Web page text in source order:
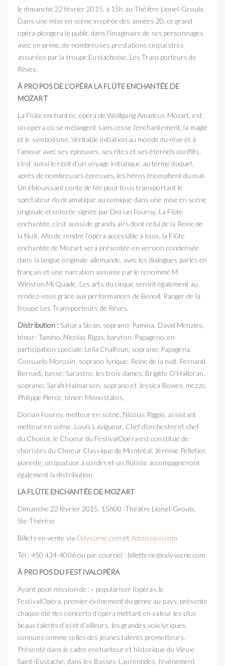
le dimanche 22 février 2015, à 15h au Théâtre Lionel-Groulx.
Dans une mise en scène inspirée des années 20, ce grand
opéra plongera le public dans l’imaginaire de ses personnages
avec en prime, de nombreuses prestations cirquestres
assurées par la troupe Eustachoise, Les Transporteurs de
Rêves.
À PROPOS DE L’OPÉRA LA FLÛTE ENCHANTÉE DE
MOZART
La Flûte enchantée, opéra de Wolfgang Amadeus Mozart, est
un opéra où se mélangent sans cesse l’enchantement, la magie
et le symbolisme. Véritable initiation au monde du rêve et à
l’amour avec ses épreuves, ses rites et ses éternels conflits,
c’est aussi le récit d’un voyage initiatique au terme duquel,
après de nombreuses épreuves, les héros triomphent du mal.
Un éblouissant conte de fée pour tous transportant le
spectateur du dramatique au comique dans une mise en scène
originale et colorée signée par Dorian Fourny. La Flûte
enchantée, c’est aussi de grands airs dont celui de la Reine de
la Nuit. Afin de rendre l’opéra accessible à tous, la Flûte
enchantée de Mozart sera présentée en version condensée
dans la langue originale allemande, avec les dialogues parlés en
français et une narration assurée par le renommé M.
Winston McQuade. Les arts du cirque seront également au
rendez-vous grâce aux performances de Benoit Ranger de la
troupe Les Transporteurs de Rêves.
Distribution : Sahara Sloan, soprano: Pamina, David Menzies,
ténor: Tamino, Nicolas Rigas, baryton: Papageno, en
participation spéciale: Leila Chalfoun, soprano: Papagena,
Consuelo Morosin, soprano lyrique: Reine de la nuit, Fernand
Bernadi, basse: Sarastro, les trois dames: Brigitte O’Halloran,
soprano, Sarah Halmarson, soprano et Jessica Bowes, mezzo,
Philippe Pierce, ténor: Monostatos,
Dorian Fourny, metteur en scène, Nicolas Riggio, assistant
metteur en scène, Louis Lavigueur, Chef d’orchestre et chef
du Choeur, le Choeur du FestivalOpéra est constitué de
choristes du Choeur Classique de Montréal, Jérémie Pelletier,
pianiste, un quatuor à cordes et un flûtiste accompagneront
également la distribution
LA FLÛTE ENCHANTÉE DE MOZART
Dimanche 22 février 2015, 15h00 -Théâtre Lionel-Groulx,
Ste-Thérèse
Billets en vente via Odyscene.com et Admission.com
Tél : 450 434-4006 ou par courriel : billetterie@odyscene.com
À PROPOS DU FESTIVALOPÉRA
Ayant pour mission de : « populariser l’opéra», le
FestivalOpéra, premier événement du genre au pays, présente
chaque été des concerts d’opéra mettant en valeur les plus
beaux talents d’ici et d’ailleurs, les grandes voix lyriques
connues comme celles des jeunes talents prometteurs.
Présenté dans le cadre enchanteur et historique du Vieux-
Saint-Eustache, dans les Basses-Laurentides, l’événement